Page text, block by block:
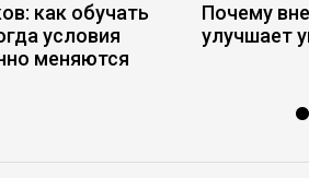
как обучать
условия
меняются
Почему
улучшает